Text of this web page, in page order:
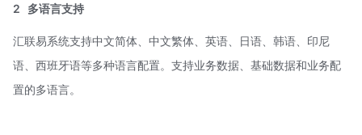
2 多语言支持
汇联易系统支持中文简体、中文繁体、英语、日语、韩语、印尼
语、西班牙语等多种语言配置。支持业务数据、基础数据和业务配
置的多语言。